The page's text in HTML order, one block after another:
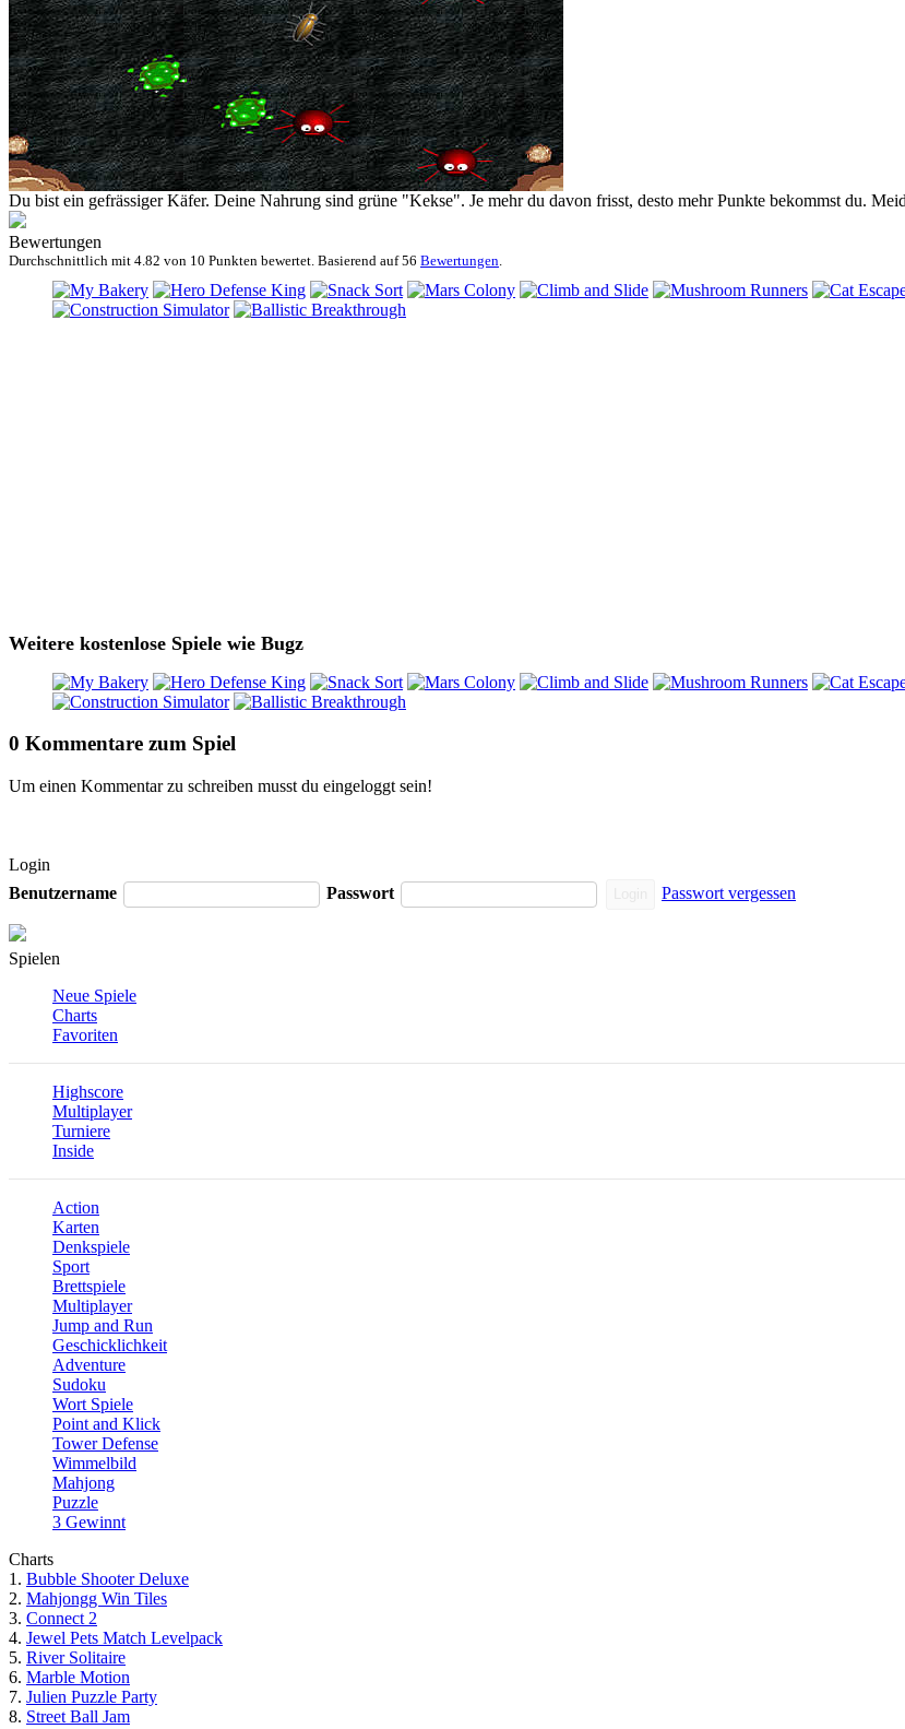
Du bist ein gefrässiger Käfer. Deine Nahrung sind grüne "Kekse". Je mehr du davon frisst, desto mehr Punkte bekommst du.
Bewertungen
Durchschnittlich mit 4.82 von 10 Punkten bewertet. Basierend auf56 Bewertungen
Weitere kostenlose Spiele wie Bugz
0 Kommentare zum Spiel
Um einen Kommentar zu schreiben musst du eingeloggt sein!
Login
Benutzername
Passwort Passwort vergessen
Spielen
Neue Spiele
Charts
Favoriten
Highscore
Multiplayer
Turniere
Inside
Action
Karten
Denkspiele
Sport
Brettspiele
Multiplayer
Jump and Run
Geschicklichkeit
Adventure
Sudoku
Wort Spiele
Point and Klick
Tower Defense
Wimmelbild
Mahjong
Puzzle
3 Gewinnt
Charts
1. Bubble Shooter Deluxe
2. Mahjongg Win Tiles
3. Connect 2
4. Jewel Pets Match Levelpack
5. River Solitaire
6. Marble Motion
7. Julien Puzzle Party
8. Street Ball Jam